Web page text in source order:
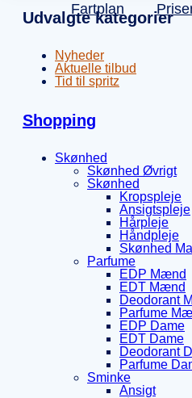
Fartplan
Udvalgte kategorier
Nyheder
Aktuelle tilbud
Tid til spritz
Shopping
Skønhed
Skønhed Øvrigt
Skønhed
Kropspleje
Ansigtspleje
Hårpleje
Håndpleje
Skønhed
Parfume
EDP Mænd
EDT Mænd
Deodorant
Parfume
EDP Dame
EDT Dame
Deodorant
Parfume
Sminke
Ansigt